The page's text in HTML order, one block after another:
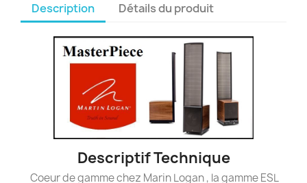
Description Détails du produit
Descriptif Technique
Coeur de gamme chez Marin Logan , la gamme ESL